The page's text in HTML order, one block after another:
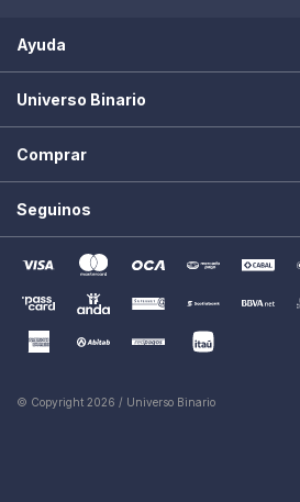
Ayuda
Universo Binario
Comprar
Seguinos
© Copyright 2026 / Universo Binario